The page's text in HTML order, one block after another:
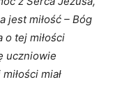
jest miłość – Bóg
o tej miłości
uczniowie
miał